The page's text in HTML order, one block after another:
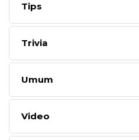
Tips
Trivia
Umum
Video